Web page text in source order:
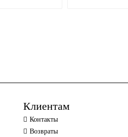
Клиентам
Контакты
Возвраты